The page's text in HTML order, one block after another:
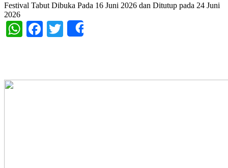
Festival Tabut Dibuka Pada 16 Juni 2026 dan Ditutup pada 24 Juni
2026
WhatsApp
Facebook
Twitter